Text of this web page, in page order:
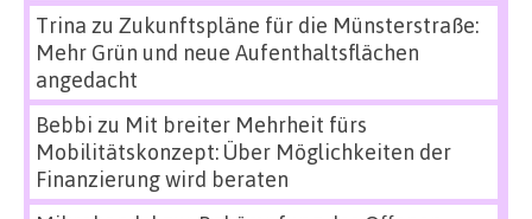
Trina zu Zukunftspläne für die Münsterstraße:
Mehr Grün und neue Aufenthaltsflächen
angedacht
Bebbi zu Mit breiter Mehrheit fürs
Mobilitätskonzept: Über Möglichkeiten der
Finanzierung wird beraten